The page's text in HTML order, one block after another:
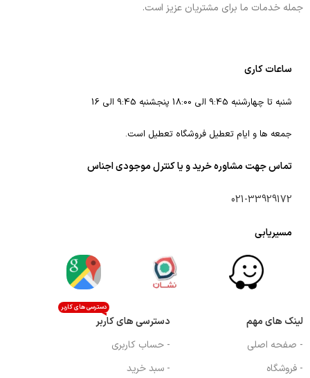
جمله خدمات ما برای مشتریان عزیز است.
ساعات کاری
شنبه تا چهارشنبه 9:45 الی 18:00 پنجشنبه 9:45 الی 16
جمعه ها و ایام تعطیل فروشگاه تعطیل است.
تماس جهت مشاوره خرید و یا کنترل موجودی اجناس
021-33929172
مسیریابی
لینک های مهم
- صفحه اصلی
- فروشگاه
دسترسی های کاربر
دسترسی های کاربر
- حساب کاربری
- سبد خرید